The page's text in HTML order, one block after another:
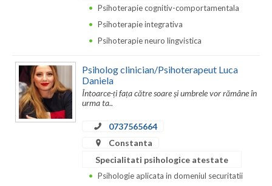
Cluj
Constanta
Covasna
Psihoterapie cognitiv-comportamentala
Psihoterapie integrativa
Psihoterapie neuro lingvistica
Psiholog clinician/Psihoterapeut Luca
Daniela
Întoarce-ți fața către soare și umbrele vor rămâne în
urma ta..
0737565664
Constanta
Specialitati psihologice atestate
Psihologie aplicata in domeniul securitatii